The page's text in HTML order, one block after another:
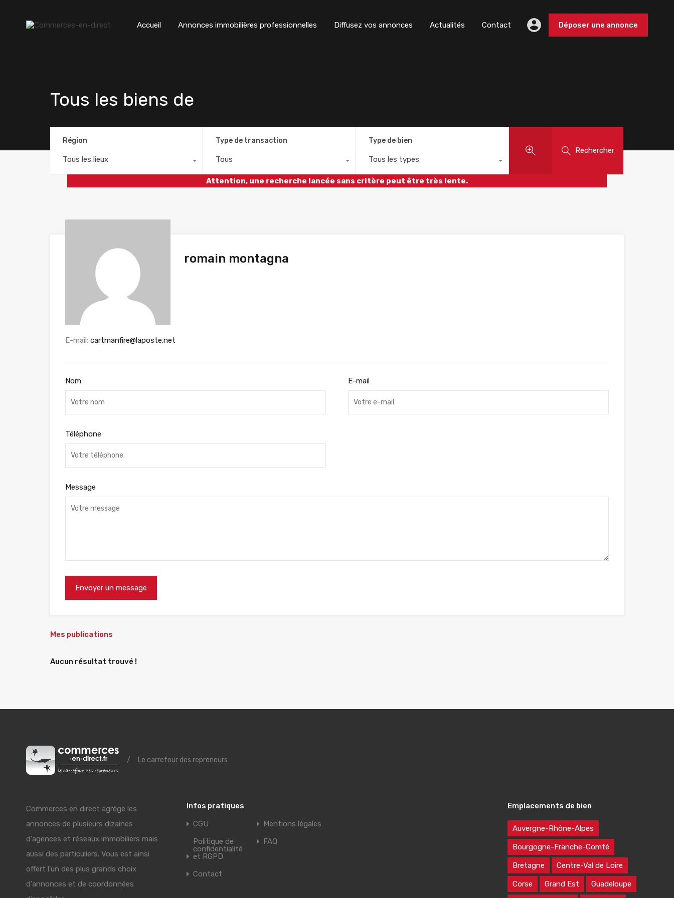
Accueil Annonces immobilières professionnelles Diffusez vos annonces Actualités Contact Déposer une annonce
Tous les biens de
Région
Tous les lieux
Type de transaction
Tous
Type de bien
Tous les types
Rechercher
Attention, une recherche lancée sans critère peut être très lente.
romain montagna
E-mail: cartmanfire@laposte.net
Nom E-mail
Téléphone
Message
Mes publications
Aucun résultat trouvé !
/ Le carrefour des repreneurs
Commerces en direct agrège les
annonces de plusieurs dizaines
d'agences et réseaux immobiliers mais
aussi des particuliers. Vous est ainsi
offert l'un des plus grands choix
d'annonces et de coordonnées
Infos pratiques
CGU
Mentions légales
Politique de
confidentialité
et RGPD
FAQ
Contact
Emplacements de bien
Auvergne-Rhône-Alpes
Bourgogne-Franche-Comté
Bretagne Centre-Val de Loire
Corse Grand Est Guadeloupe